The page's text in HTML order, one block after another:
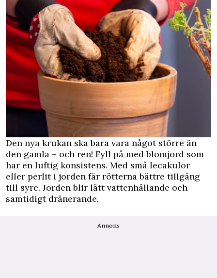
Den nya krukan ska bara vara något större än
den gamla – och ren! Fyll på med blomjord som
har en luftig konsistens. Med små lecakulor
eller perlit i jorden får rötterna bättre tillgång
till syre. Jorden blir lätt vattenhållande och
samtidigt dränerande.
Annons